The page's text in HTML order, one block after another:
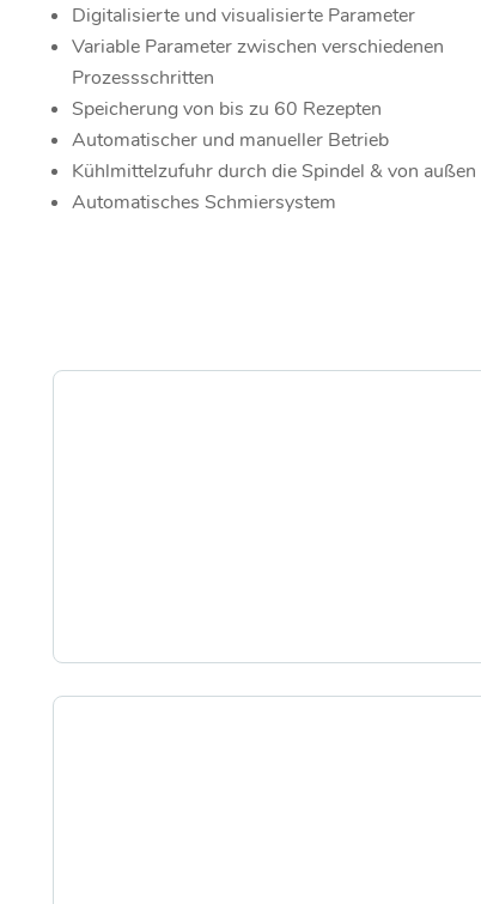
Digitalisierte und visualisierte Parameter
Variable Parameter zwischen verschiedenen
Prozessschritten
Speicherung von bis zu 60 Rezepten
Automatischer und manueller Betrieb
Kühlmittelzufuhr durch die Spindel & von außen
Automatisches Schmiersystem